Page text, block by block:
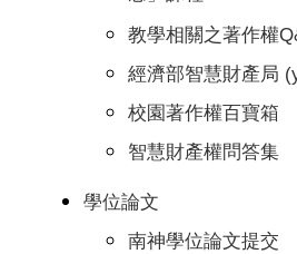
教學相關之著作權
經濟部智慧財產局
校園著作權百寶箱
智慧財產權問答集
學位論文
南神學位論文提交